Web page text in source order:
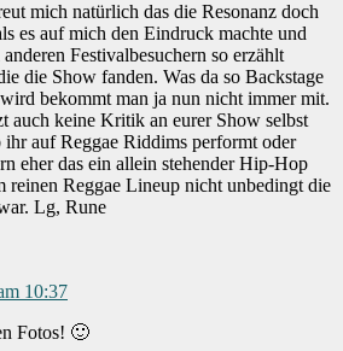
mich natürlich das die Resonanz doch
es auf mich den Eindruck machte und
Festivalbesuchern so erzählt
die Show fanden. Was da so Backstage
bekommt man ja nun nicht immer mit.
auch keine Kritik an eurer Show selbst
ihr auf Reggae Riddims performt oder
eher das ein allein stehender Hip-Hop
reinen Reggae Lineup nicht unbedingt die
Lg, Rune
10:37
Fotos! 🙂